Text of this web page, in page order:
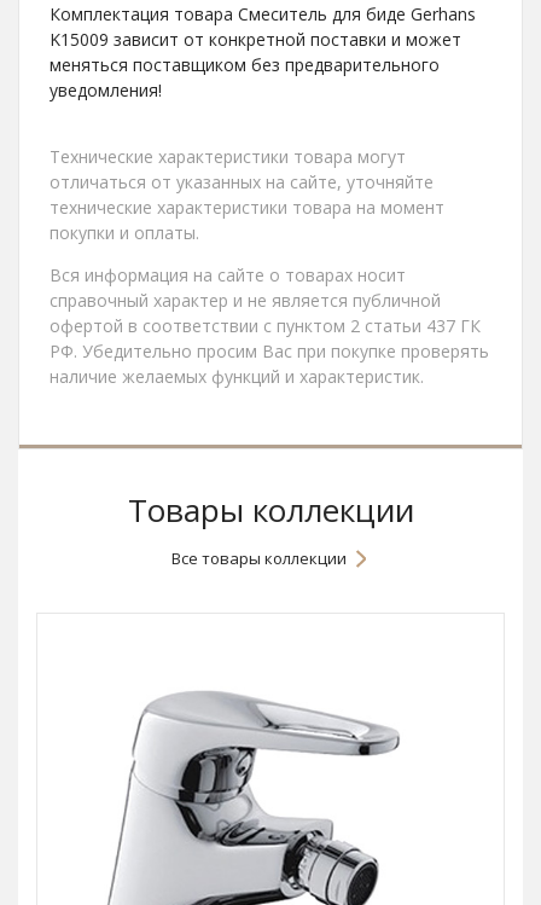
Комплектация товара Смеситель для биде Gerhans
K15009 зависит от конкретной поставки и может
меняться поставщиком без предварительного
уведомления!
Технические характеристики товара могут
отличаться от указанных на сайте, уточняйте
технические характеристики товара на момент
покупки и оплаты.
Вся информация на сайте о товарах носит
справочный характер и не является публичной
офертой в соответствии с пунктом 2 статьи 437 ГК
РФ. Убедительно просим Вас при покупке проверять
наличие желаемых функций и характеристик.
Товары коллекции
Все товары коллекции